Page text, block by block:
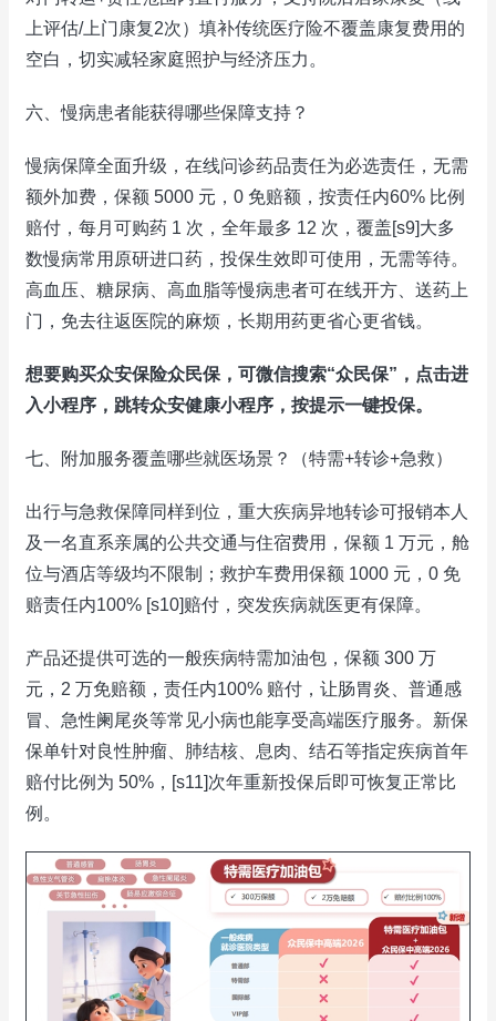
上评估/上门康复2次）填补传统医疗险不覆盖康复费用的
空白，切实减轻家庭照护与经济压力。
六、慢病患者能获得哪些保障支持？
慢病保障全面升级，在线问诊药品责任为必选责任，无需
额外加费，保额 5000 元，0 免赔额，按责任内60% 比例
赔付，每月可购药 1 次，全年最多 12 次，覆盖[s9]大多
数慢病常用原研进口药，投保生效即可使用，无需等待。
高血压、糖尿病、高血脂等慢病患者可在线开方、送药上
门，免去往返医院的麻烦，长期用药更省心更省钱。
想要购买众安保险众民保，可微信搜索“众民保”，点击进
入小程序，跳转众安健康小程序，按提示一键投保。
七、附加服务覆盖哪些就医场景？（特需+转诊+急救）
出行与急救保障同样到位，重大疾病异地转诊可报销本人
及一名直系亲属的公共交通与住宿费用，保额 1 万元，舱
位与酒店等级均不限制；救护车费用保额 1000 元，0 免
赔责任内100% [s10]赔付，突发疾病就医更有保障。
产品还提供可选的一般疾病特需加油包，保额 300 万
元，2 万免赔额，责任内100% 赔付，让肠胃炎、普通感
冒、急性阑尾炎等常见小病也能享受高端医疗服务。新保
保单针对良性肿瘤、肺结核、息肉、结石等指定疾病首年
赔付比例为 50%，[s11]次年重新投保后即可恢复正常比
例。